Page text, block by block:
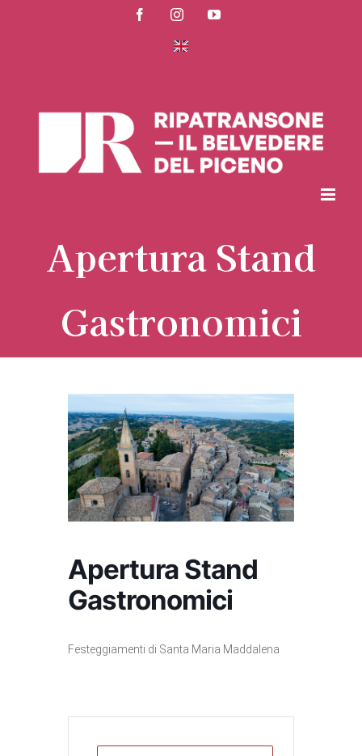
FacebookInstagramYouTube
Apertura Stand
Gastronomici
Apertura Stand
Gastronomici
Festeggiamenti di Santa Maria Maddalena